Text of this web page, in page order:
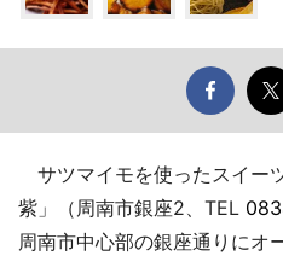
サツマイモを使ったスイー
紫」（周南市銀座2、TEL
周南市中心部の銀座通りにオ